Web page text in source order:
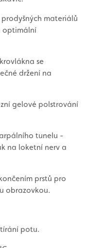
materiálů
optimální
se
držení na
gelové polstrování
tunelu -
na loketní nerv a
prstů pro
obrazovkou.
potu.